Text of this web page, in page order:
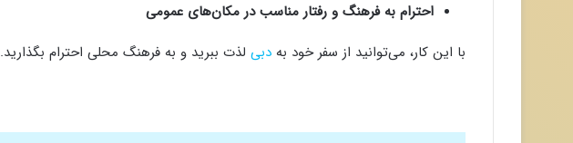
احترام به فرهنگ و رفتار مناسب در مکان‌های عمومی
با این کار، می‌توانید از سفر خود به دبی لذت ببرید و به فرهنگ محلی احترام بگذارید.